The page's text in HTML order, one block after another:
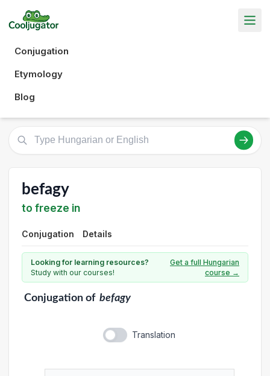
Conjugation
Etymology
Blog
befagy
to freeze in
Conjugation Details
Looking for learning resources?
Study with our courses!
Get a full Hungarian
course →
Conjugationof befagy
Translation